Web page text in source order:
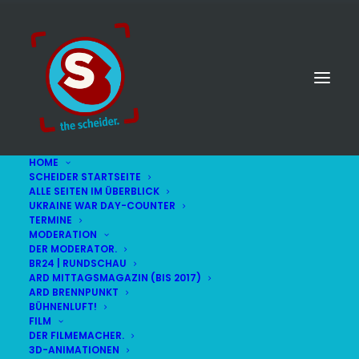
HOME
SCHEIDER STARTSEITE
ALLE SEITEN IM ÜBERBLICK
UKRAINE WAR DAY-COUNTER
TERMINE
MODERATION
DER MODERATOR.
BR24 | RUNDSCHAU
ARD MITTAGSMAGAZIN (BIS 2017)
ARD BRENNPUNKT
BÜHNENLUFT!
FILM
DER FILMEMACHER.
3D-ANIMATIONEN